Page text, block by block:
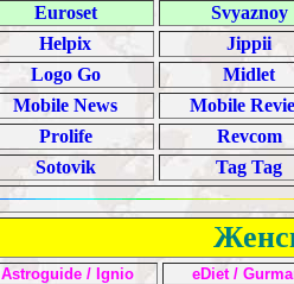
Euroset
Svyaznoy
Helpix
Jippii
Logo Go
Midlet
Mobile News
Mobile
Prolife
Revcom
Sotovik
Tag Tag
Astroguide/ gnio eDiet/ G